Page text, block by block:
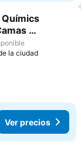
Y
3
la ciudad
Ver precios